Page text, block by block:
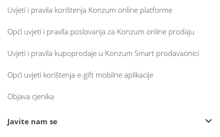
Uvjeti i pravila korištenja Konzum online platforme
Opći uvjeti i pravila poslovanja za Konzum online prodaju
Uvjeti i pravila kupoprodaje u Konzum Smart prodavaonici
Opći uvjeti korištenja e-gift mobilne aplikacije
Objava cjenika
Javite nam se